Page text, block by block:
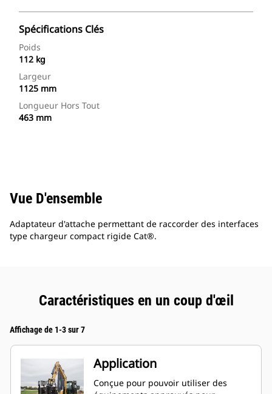
Spécifications Clés
Poids
112 kg
Largeur
1125 mm
Longueur Hors Tout
463 mm
Vue D'ensemble
Adaptateur d'attache permettant de raccorder des interfaces
type chargeur compact rigide Cat®.
Caractéristiques en un coup d'œil
Affichage de 1-3 sur 7
Application
Conçue pour pouvoir utiliser des